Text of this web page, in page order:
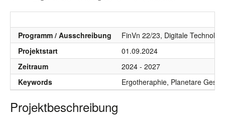
Programm / Ausschreibung
FinVn 22/23, Digitale
Projektstart
01.09.2024
Zeitraum
2024 - 2027
Keywords
Ergotheraphie, Planetare
Projektbeschreibung